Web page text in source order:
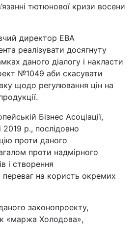
тютюнової кризи восени
директор ЕВА
реалізувати досягнуту
даного діалогу і накласти
№1049 аби скасувати
щодо регулювання цін на
Бізнес Асоціації,
р., послідовно
проти даного
проти надмірного
і створення
переваг на користь окремих
законопроекту,
«маржа Холодова»,